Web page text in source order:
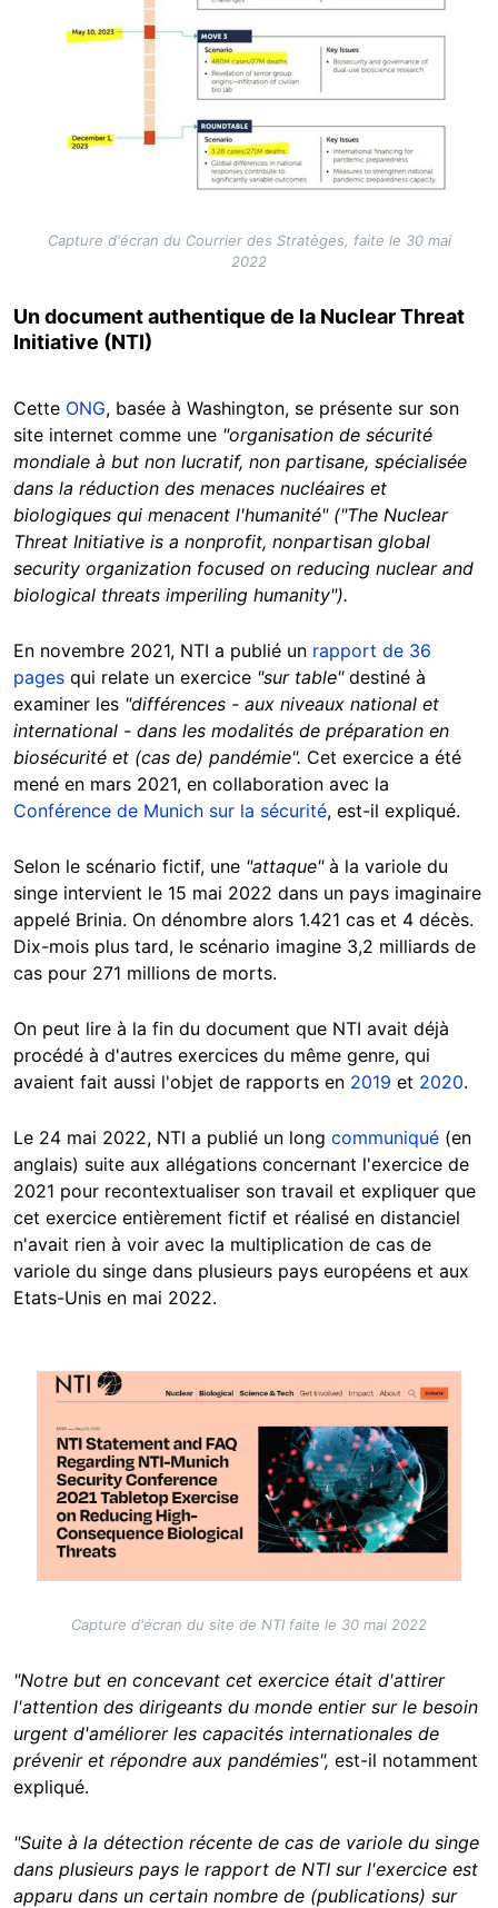
Capture d'écran du Courrier des Stratèges, faite le 30 mai
2022
Un document authentique de la Nuclear Threat
Initiative (NTI)
Cette ONG, basée à Washington, se présente sur son
site internet comme une "organisation de sécurité
mondiale à but non lucratif, non partisane, spécialisée
dans la réduction des menaces nucléaires et
biologiques qui menacent l'humanité" ("The Nuclear
Threat Initiative is a nonprofit, nonpartisan global
security organization focused on reducing nuclear and
biological threats imperiling humanity").
En novembre 2021, NTI a publié un rapport de 36
pages qui relate un exercice "sur table"destiné à
examiner les "différences - aux niveaux national et
international - dans les modalités de préparation en
biosécurité et (cas de) pandémie". Cet exercice a été
mené en mars 2021, en collaboration avec la
Conférence de Munich sur la sécurité, est-il expliqué.
Selon le scénario fictif, une "attaque"à la variole du
singe intervient le 15 mai 2022 dans un pays imaginaire
appelé Brinia. On dénombre alors 1.421 cas et 4 décès.
Dix-mois plus tard, le scénario imagine 3,2 milliards de
cas pour 271 millions de morts.
On peut lire à la fin du document que NTI avait déjà
procédé à d'autres exercices du même genre, qui
avaient fait aussi l'objet de rapports en 2019 et 2020.
Le 24 mai 2022, NTI a publié un long communiqué (en
anglais) suite aux allégations concernant l'exercice de
2021 pour recontextualiser son travail et expliquer que
cet exercice entièrement fictif et réalisé en distanciel
n'avait rien à voir avec la multiplication de cas de
variole du singe dans plusieurs pays européens et aux
Etats-Unis en mai 2022.
Image
Capture d'écran du site de NTI faite le 30 mai 2022
"Notre but en concevant cet exercice était d'attirer
l'attention des dirigeants du monde entier sur le besoin
urgent d'améliorer les capacités internationales de
prévenir et répondre aux pandémies", est-il notamment
expliqué.
"Suite à la détection récente de cas de variole du singe
dans plusieurs pays le rapport de NTI sur l'exercice est
apparu dans un certain nombre de (publications) sur